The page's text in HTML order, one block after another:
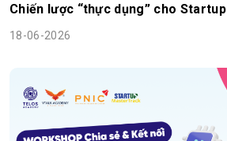
Chiến lược “thực dụng” cho Startup
18-06-2026